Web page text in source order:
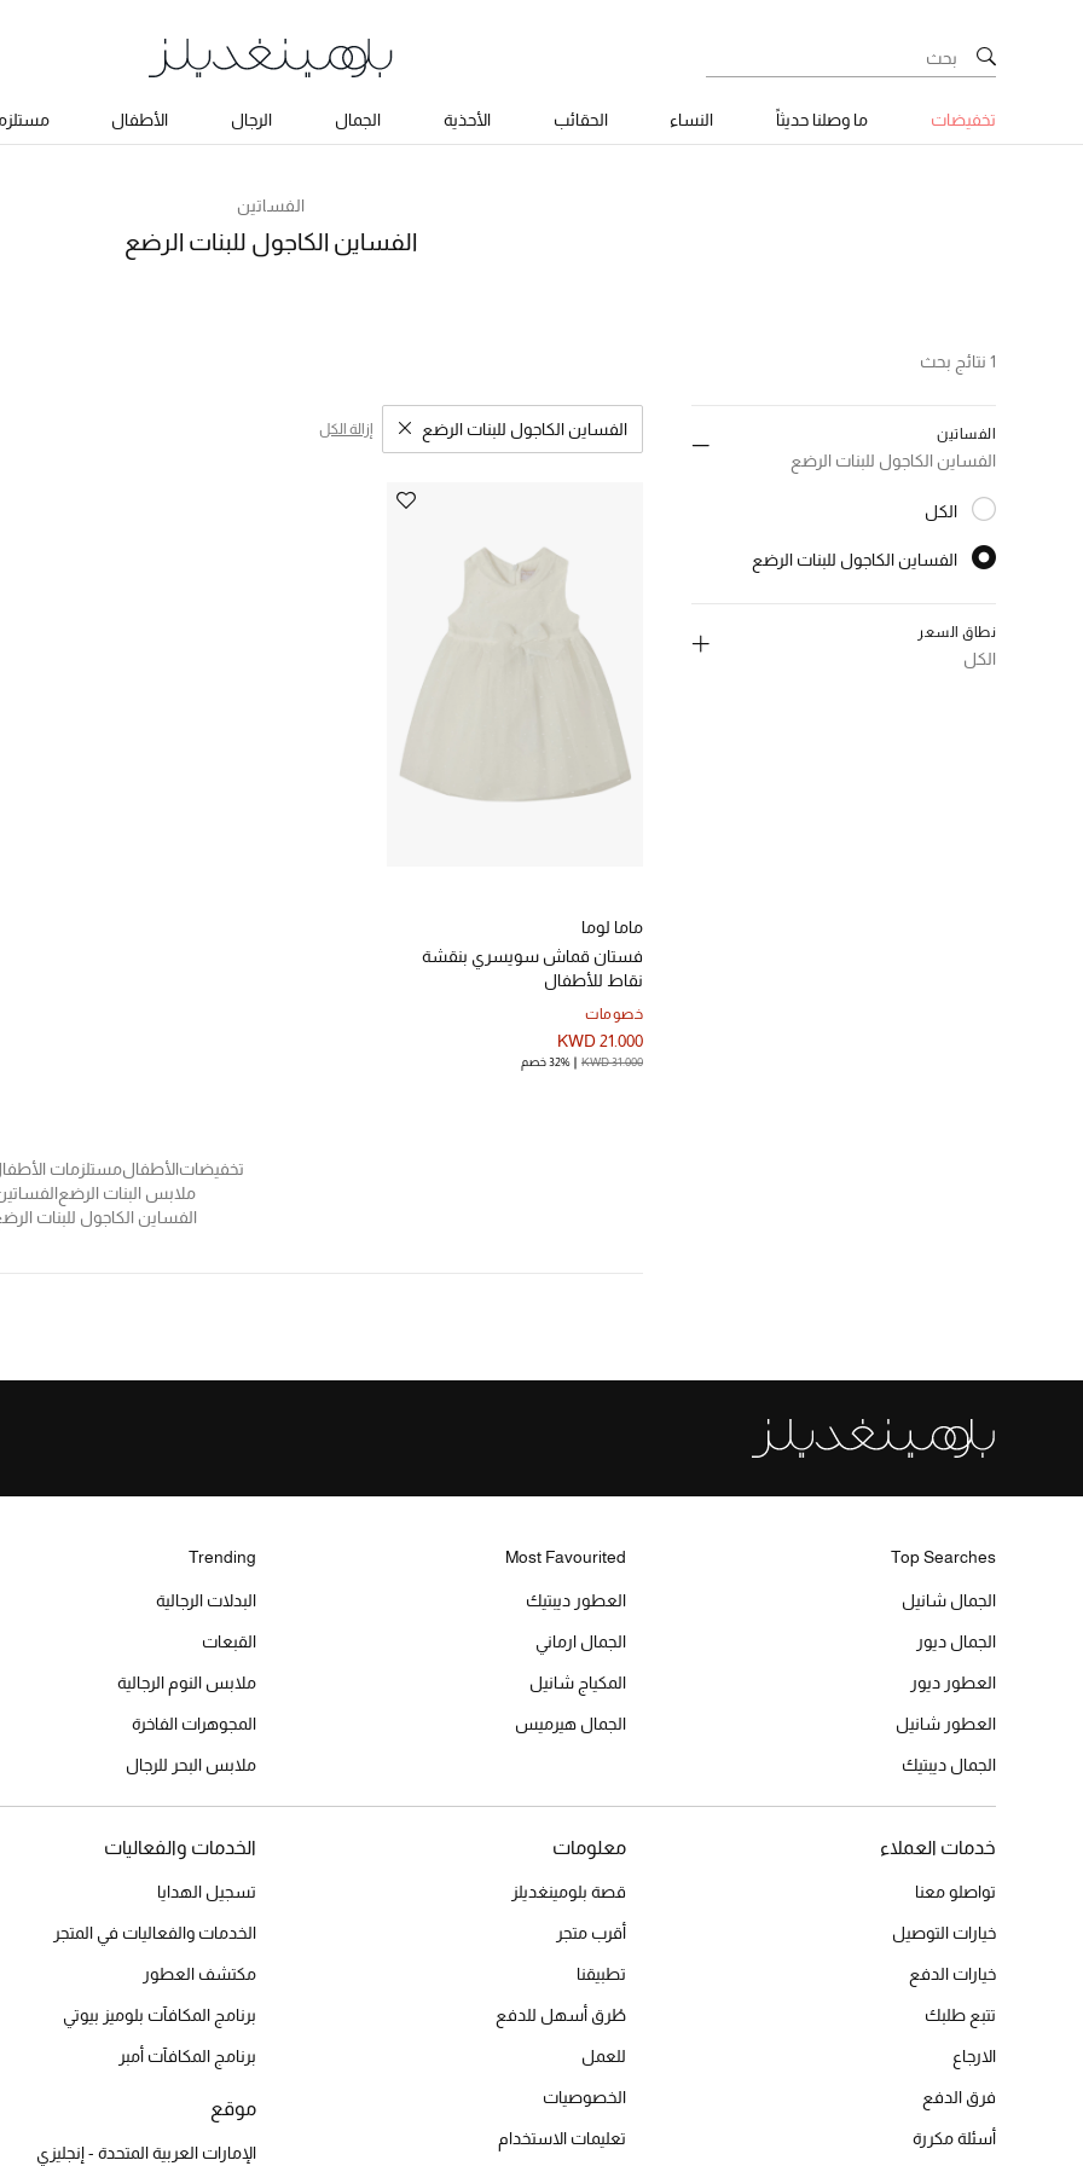
تخفيضات ما وصلنا حديثاً النساء الحقائب الأحذية الجمال الرجال الأطفال
الفساتين
الفساين الكاجول للبنات الرضع
1 نتائج بحث
الفساتين
الفساين الكاجول للبنات الرضع
الكل
الفساين الكاجول للبنات الرضع
نطاق السعر
الكل
الفساين الكاجول للبنات الرضع
مسح نتائج البحث النوع المحدد
إزالة الكل
ماما لوما
فستان قماش سويسري بنقشة
نقاط للأطفال
خصومات
KWD 21.000
KWD 31.000 32% خصم
تخفيضاتالأطفالمستلزمات
ملابس البنات الرضع
الفساين الكاجول للبنات
Top Searches
الجمال شانيل
الجمال ديور
العطور ديور
العطور شانيل
الجمال ديبتيك
Most Favourited
العطور ديبتيك
الجمال ارماني
المكياج شانيل
الجمال هيرميس
Trending
البدلات الرجالية
القبعات
ملابس النوم الرجالية
المجوهرات الفاخرة
ملابس البحر للرجال
خدمات العملاء
تواصلو معنا
خيارات التوصيل
خيارات الدفع
تتبع طلبك
الارجاع
فرق الدفع
أسئلة مكررة
معلومات
قصة بلومينغديلز
أقرب متجر
تطبيقنا
طُرق أسهل للدفع
للعمل
الخصوصيات
تعليمات الاستخدام
الخدمات والفعاليات
تسجيل الهدايا
الخدمات والفعاليات في المتجر
مكتشف العطور
برنامج المكافآت بلوميز بيوتي
برنامج المكافآت أمبر
موقع
الإمارات العربية المتحدة - إنجليزي